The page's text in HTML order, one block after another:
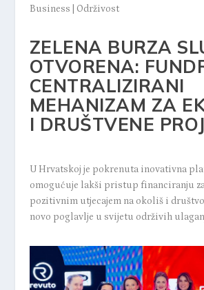
Business Održivost
ZELENA BURZA
OTVORENA:
CENTRALIZIRANI
MEHANIZAM ZA
I DRUŠTVENE
U Hrvatskoj je pokrenuta inovativna
omogućuje lakši pristup financiranju
pozitivnim utjecajem na okoliš i
novo poglavlje u svijetu održivih